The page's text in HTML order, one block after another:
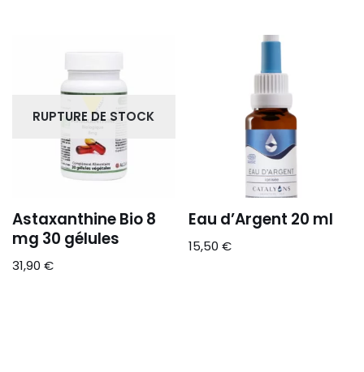
RUPTURE DE STOCK
Astaxanthine Bio 8
mg 30 gélules
31,90 €
Eau d’Argent 20 ml
15,50€